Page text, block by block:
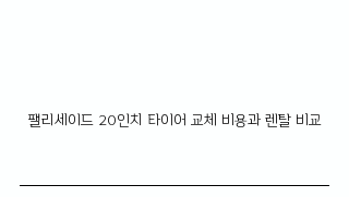
팰리세이드 20인치 타이어 교체 비용과 렌탈 비교